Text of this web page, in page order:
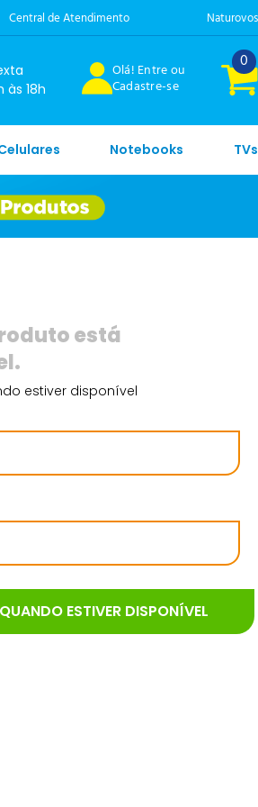
Central de Atendimento Naturovos
às 18h
Olá! Entre ou
Cadastre-se
0
Notebooks TVs
estiver disponível